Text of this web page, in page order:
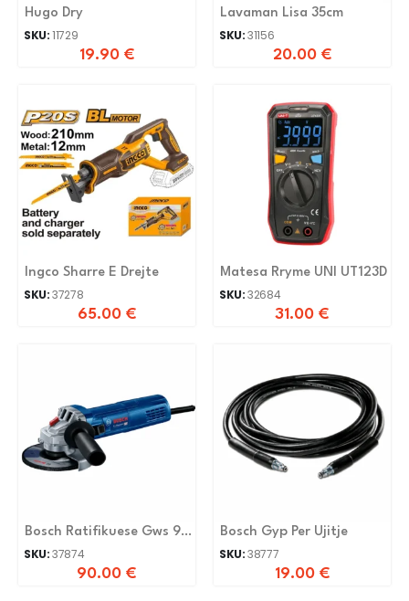
Hugo Dry
SKU:11729
19.90 €
Lavaman Lisa 35cm
SKU:31156
20.00 €
Ingco Sharre E Drejte
SKU:37278
65.00 €
Matesa Rryme UNI UT123D
SKU:32684
31.00 €
Bosch Ratifikuese Gws 9-
125
SKU:37874
90.00 €
Bosch Gyp Per Ujitje
SKU:38777
19.00 €